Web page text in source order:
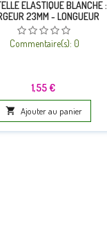
ELASTIQUE BLANCHE :
23MM - LONGUEUR
100CM (12)
Commentaire(s): 0
Prix
1,55 €
 Ajouter au panier